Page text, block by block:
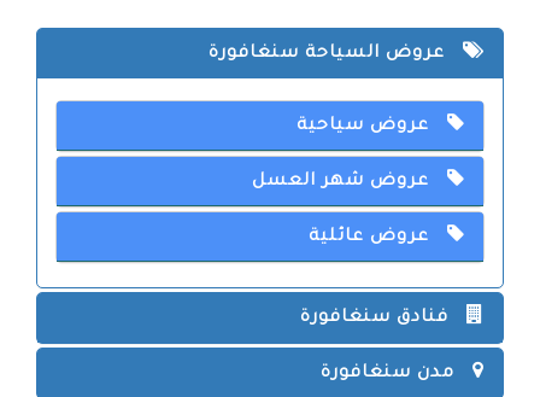
عروض السياحة سنغافورة
عروض سياحية
عروض شهر العسل
عروض عائلية
فنادق سنغافورة
مدن سنغافورة